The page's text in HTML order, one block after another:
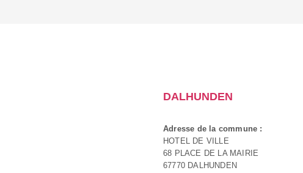
DALHUNDEN
Adresse de la commune :
HOTEL DE VILLE
68 PLACE DE LA MAIRIE
67770 DALHUNDEN